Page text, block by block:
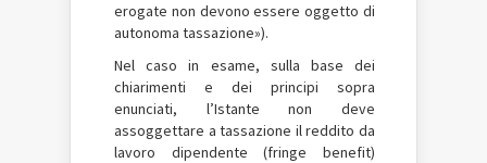
erogate non devono essere oggetto di
autonoma tassazione»).
Nel caso in esame, sulla base dei
chiarimenti e dei principi sopra
enunciati, l’Istante non deve
assoggettare a tassazione il reddito da
lavoro dipendente (fringe benefit)